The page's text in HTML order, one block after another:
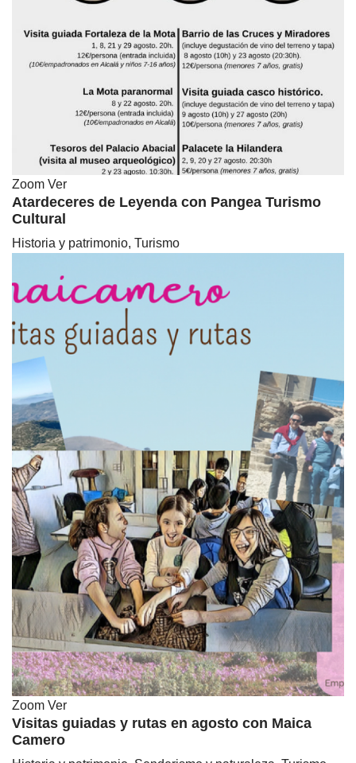
Zoom Ver
Atardeceres de Leyenda con Pangea Turismo
Cultural
Historia y patrimonio, Turismo
Zoom Ver
Visitas guiadas y rutas en agosto con Maica
Camero